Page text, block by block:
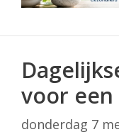
voor
donderdag 7